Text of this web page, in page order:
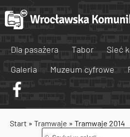
Dla pasażera Tabor
Sieć
Galeria
Muzeum cyfrowe
Start » Tramwaje » Tramwaje 2014